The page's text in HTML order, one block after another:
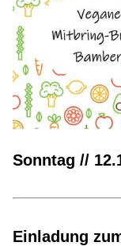
Sonntag //
Einladung